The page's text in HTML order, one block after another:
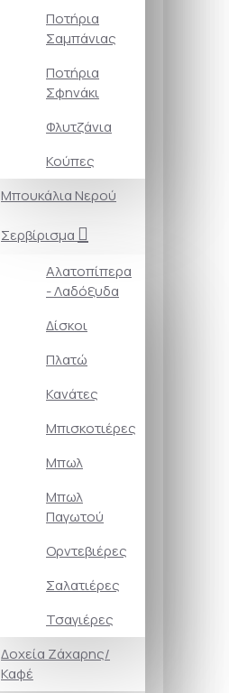
Ποτήρια
Σαμπάνιας
Ποτήρια
Σφηνάκι
Φλυτζάνια
Κούπες
Μπουκάλια Νερού
Σερβίρισμα
Αλατοπίπερα
- Λαδόξυδα
Δίσκοι
Πλατώ
Κανάτες
Μπισκοτιέρες
Μπωλ
Μπωλ
Παγωτού
Ορντεβιέρες
Σαλατιέρες
Τσαγιέρες
Δοχεία Ζάχαρης/
Καφέ